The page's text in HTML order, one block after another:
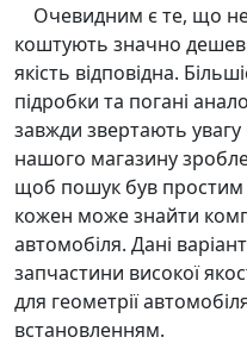
Очевидним є те, що
коштують значно
якість відповідна.
підробки та погані
завжди звертають
нашого магазину
щоб пошук був
кожен може знайти
автомобіля. Дані
запчастини високої
для геометрії
встановленням.